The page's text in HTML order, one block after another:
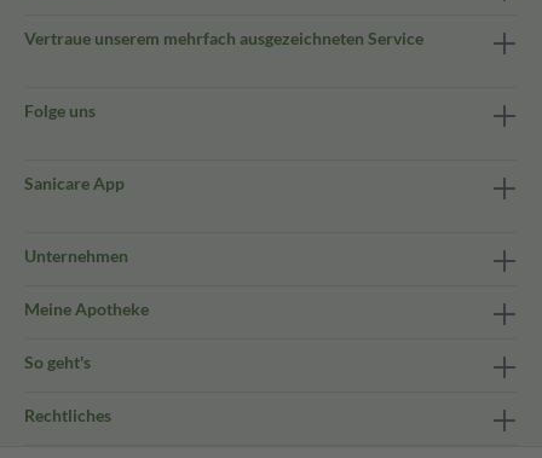
Vertraue unserem mehrfach ausgezeichneten Service
Folge uns
Sanicare App
Unternehmen
Meine Apotheke
So geht's
Rechtliches